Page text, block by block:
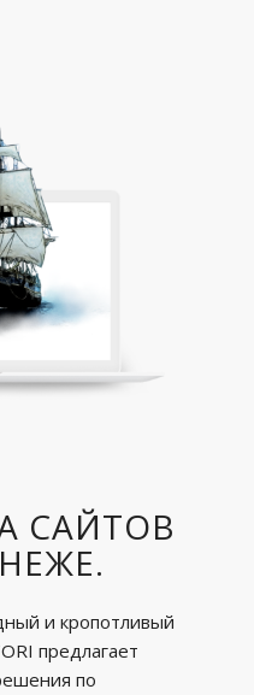
САЙТОВ
и кропотливый
предлагает
по